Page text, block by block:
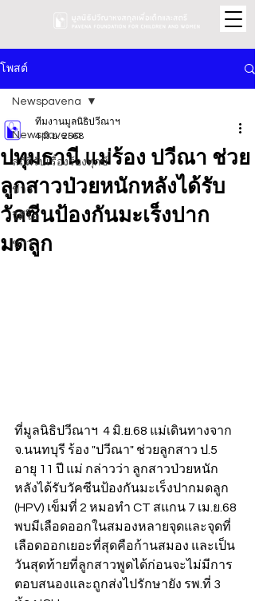
โพสต์
Newspavena
สถิติรับเรื่องร้องทุกข์
ข่าว
วิดีโอ
ข่าว
Newspavena
ปทุมธานี แม่ร้อง ปวีณา ช่วย
ลูกสาวป่วยหนักหลังได้รับ
วัคซีนป้องกันมะเร็งปาก
มดลูก
ทีมงานมูลนิธิปวีณาฯ
4 มิ.ย. 2568
ที่มูลนิธิปวีณาฯ  4 มิ.ย.68 แม่เดินทางจาก
จ.นนทบุรี ร้อง "ปวีณา" ช่วยลูกสาว ป.5
อายุ 11 ปี แม่ กล่าวว่า ลูกสาวป่วยหนัก
หลังได้รับวัคซีนป้องกันมะเร็งปากมดลูก
(HPV) เข็มที่ 2 หมอทำ CT สแกน 7 เม.ย.68
พบมีเลือดออกในสมองหลายจุดและจุดที่
เลือดออกเยอะที่สุดคือก้านสมอง และเป็น
วันสุดท้ายที่ลูกสาวพูดได้ก่อนจะไม่มีการ
ตอบสนองและถูกส่งไปรักษายัง รพ.ที่ 3